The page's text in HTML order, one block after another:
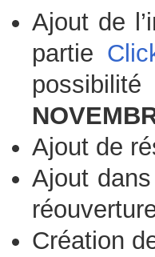
Ajout de
partie
Ajout de
Ajout
Création